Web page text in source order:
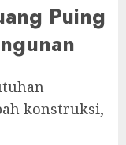
Puing
konstruksi,